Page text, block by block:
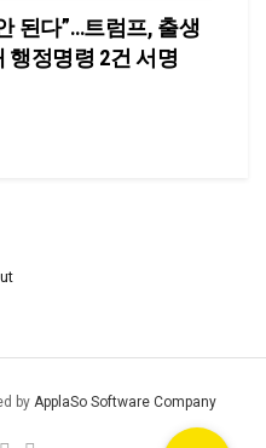
된다”…트럼프, 출생
행정명령 2건 서명
by ApplaSo Software Company